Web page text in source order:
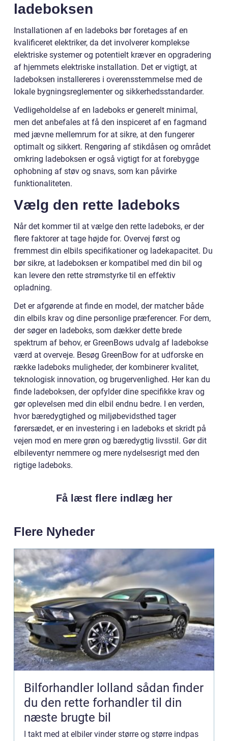
ladeboksen
Installationen af en ladeboks bør foretages af en
kvalificeret elektriker, da det involverer komplekse
elektriske systemer og potentielt kræver en opgradering
af hjemmets elektriske installation. Det er vigtigt, at
ladeboksen installereres i overensstemmelse med de
lokale bygningsreglementer og sikkerhedsstandarder.
Vedligeholdelse af en ladeboks er generelt minimal,
men det anbefales at få den inspiceret af en fagmand
med jævne mellemrum for at sikre, at den fungerer
optimalt og sikkert. Rengøring af stikdåsen og området
omkring ladeboksen er også vigtigt for at forebygge
ophobning af støv og snavs, som kan påvirke
funktionaliteten.
Vælg den rette ladeboks
Når det kommer til at vælge den rette ladeboks, er der
flere faktorer at tage højde for. Overvej først og
fremmest din elbils specifikationer og ladekapacitet. Du
bør sikre, at ladeboksen er kompatibel med din bil og
kan levere den rette strømstyrke til en effektiv
opladning.
Det er afgørende at finde en model, der matcher både
din elbils krav og dine personlige præferencer. For dem,
der søger en ladeboks, som dækker dette brede
spektrum af behov, er GreenBows udvalg af ladebokse
værd at overveje. Besøg GreenBow for at udforske en
række ladeboks muligheder, der kombinerer kvalitet,
teknologisk innovation, og brugervenlighed. Her kan du
finde ladeboksen, der opfylder dine specifikke krav og
gør oplevelsen med din elbil endnu bedre. I en verden,
hvor bæredygtighed og miljøbevidsthed tager
førersædet, er en investering i en ladeboks et skridt på
vejen mod en mere grøn og bæredygtig livsstil. Gør dit
elbileventyr nemmere og mere nydelsesrigt med den
rigtige ladeboks.
Få læst flere indlæg her
Flere Nyheder
Bilforhandler lolland sådan finder
du den rette forhandler til din
næste brugte bil
I takt med at elbiler vinder større og større indpas